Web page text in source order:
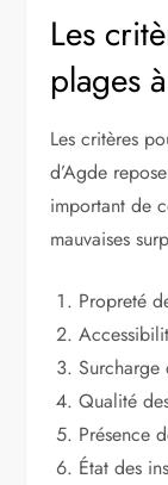
Les
plages
Les critères
d’Agde
important de
mauvaises
Propreté
Surcharge
Qualité
Présence
État des